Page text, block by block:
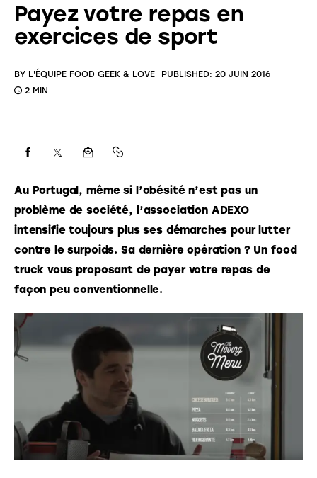
Food’Life
Payez votre repas en
exercices de sport
BY L'ÉQUIPE FOOD GEEK & LOVE PUBLISHED: 20 JUIN 2016
2 MIN
Au Portugal, même si l’obésité n’est pas un
problème de société, l’association ADEXO
intensifie toujours plus ses démarches pour lutter
contre le surpoids. Sa dernière opération ? Un food
truck vous proposant de payer votre repas de
façon peu conventionnelle.